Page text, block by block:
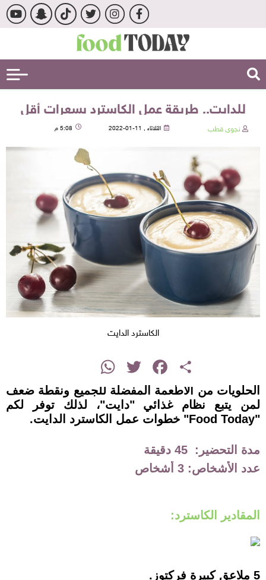
للدايت.. طريقة عمل الكاسترد بسعرات أقل
نجوى قطب الثلاثاء , 11-01-2022 5:08 م
الكاسترد الدايت
Share
Facebook
Twitter
WhatsApp
الحلويات من الأطعمة المفضلة للجميع ونقطة ضعف
لمن يتبع نظام غذائي "دايت"، لذلك توفر لكم
"Food Today" خطوات عمل الكاسترد الدايت.
مدة التحضير: 45 دقيقة
عدد الأشخاص: 3 أشخاص
المقادير الكاسترد:
5 ملاعق كبيرة فركتوز.